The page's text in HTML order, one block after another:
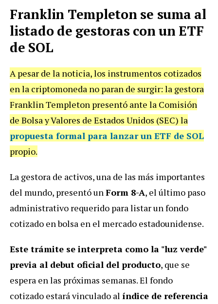
Franklin Templeton se suma al
listado de gestoras con un ETF
de SOL
A pesar de la noticia, los instrumentos cotizados
en la criptomoneda no paran de surgir: la gestora
Franklin Templeton presentó ante la Comisión
de Bolsa y Valores de Estados Unidos (SEC) la
propuesta formal para lanzar un ETF de SOL
propio.
La gestora de activos, una de las más importantes
del mundo, presentó unForm 8-A, el último paso
administrativo requerido para listar un fondo
cotizado en bolsa en el mercado estadounidense.
Este trámite se interpreta como la "luz verde"
previa al debut oficial del producto, que se
espera en las próximas semanas. El fondo
cotizado estará vinculado al índice de referencia